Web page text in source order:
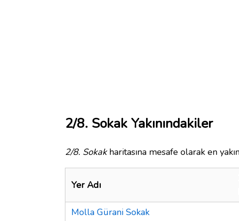
2/8. Sokak Yakınındakiler
2/8. Sokakharitasına mesafe olarak en
Yer Adı
Molla Gürani Sokak